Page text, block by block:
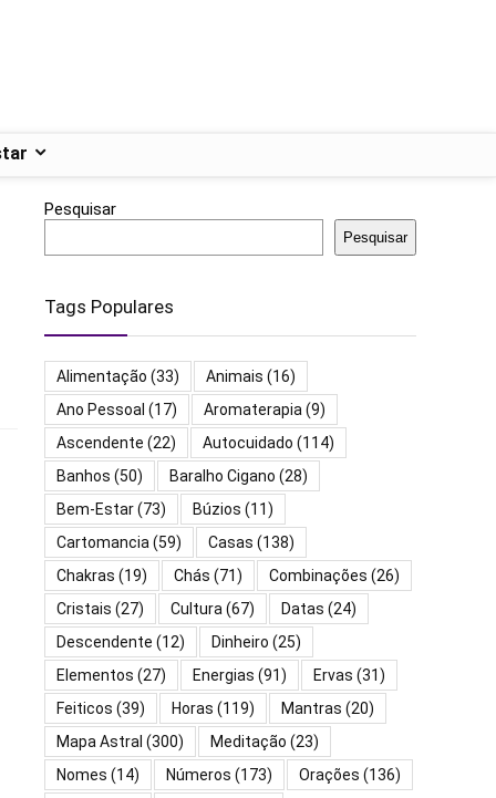
Pesquisar
Pesquisar
Tags Populares
Alimentação (33) Animais (16)
Ano Pessoal (17) Aromaterapia(9)
Ascendente (22) Autocuidado (114)
Banhos (50) Baralho Cigano (28)
Bem-Estar(73) Búzios (11)
Cartomancia(59) Casas (138)
Chakras (19) Chás (71) Combinações (26)
Cristais (27) Cultura(67) Datas (24)
Descendente (12) Dinheiro (25)
Elementos (27) Energias (91) Ervas (31)
Feiticos (39) Horas (119) Mantras (20)
Mapa Astral (300) Meditação (23)
Nomes (14) Números (173) Orações (136)